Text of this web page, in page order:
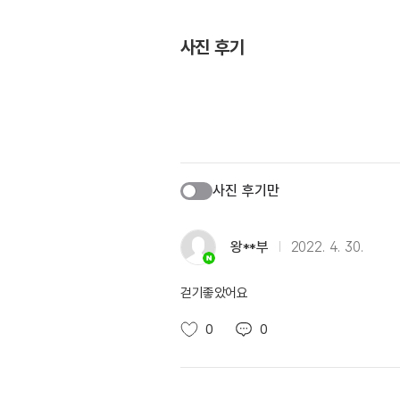
사진 후기
사진 후기만
왕**부 2022. 4. 30.
걷기좋았어요
0 0